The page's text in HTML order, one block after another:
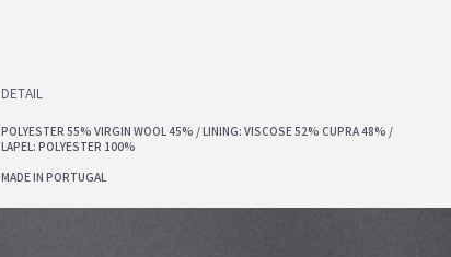
DETAIL
POLYESTER 55% VIRGIN WOOL 45% / LINING: VISCOSE 52% CUPRA 48% /
LAPEL: POLYESTER 100%
MADE IN PORTUGAL